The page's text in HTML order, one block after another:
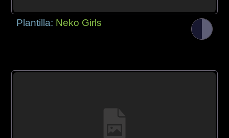
Plantilla: Neko Girls